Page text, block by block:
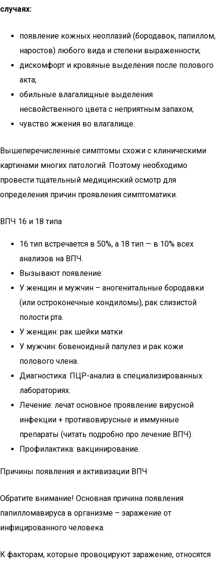
случаях:
появление кожных неоплазий (бородавок, папиллом,
наростов) любого вида и степени выраженности;
дискомфорт и кровяные выделения после полового
акта;
обильные влагалищные выделения
несвойственного цвета с неприятным запахом;
чувство жжения во влагалище.
Вышеперечисленные симптомы схожи с клиническими
картинами многих патологий. Поэтому необходимо
провести тщательный медицинский осмотр для
определения причин проявления симптоматики.
ВПЧ 16 и 18 типа
16 тип встречается в 50%, а 18 тип — в 10% всех
анализов на ВПЧ.
Вызывают появление:
У женщин и мужчин – аногенитальные бородавки
(или остроконечные кондиломы), рак слизистой
полости рта.
У женщин: рак шейки матки
У мужчин: бовеноидный папулез и рак кожи
полового члена.
Диагностика: ПЦР-анализ в специализированных
лабораториях.
Лечение: лечат основное проявление вирусной
инфекции + противовирусные и иммунные
препараты (читать подробно про лечение ВПЧ).
Профилактика: вакцинирование.
Причины появления и активизации ВПЧ
Обратите внимание! Основная причина появления
папилломавируса в организме – заражение от
инфицированного человека.
К факторам, которые провоцируют заражение, относятся